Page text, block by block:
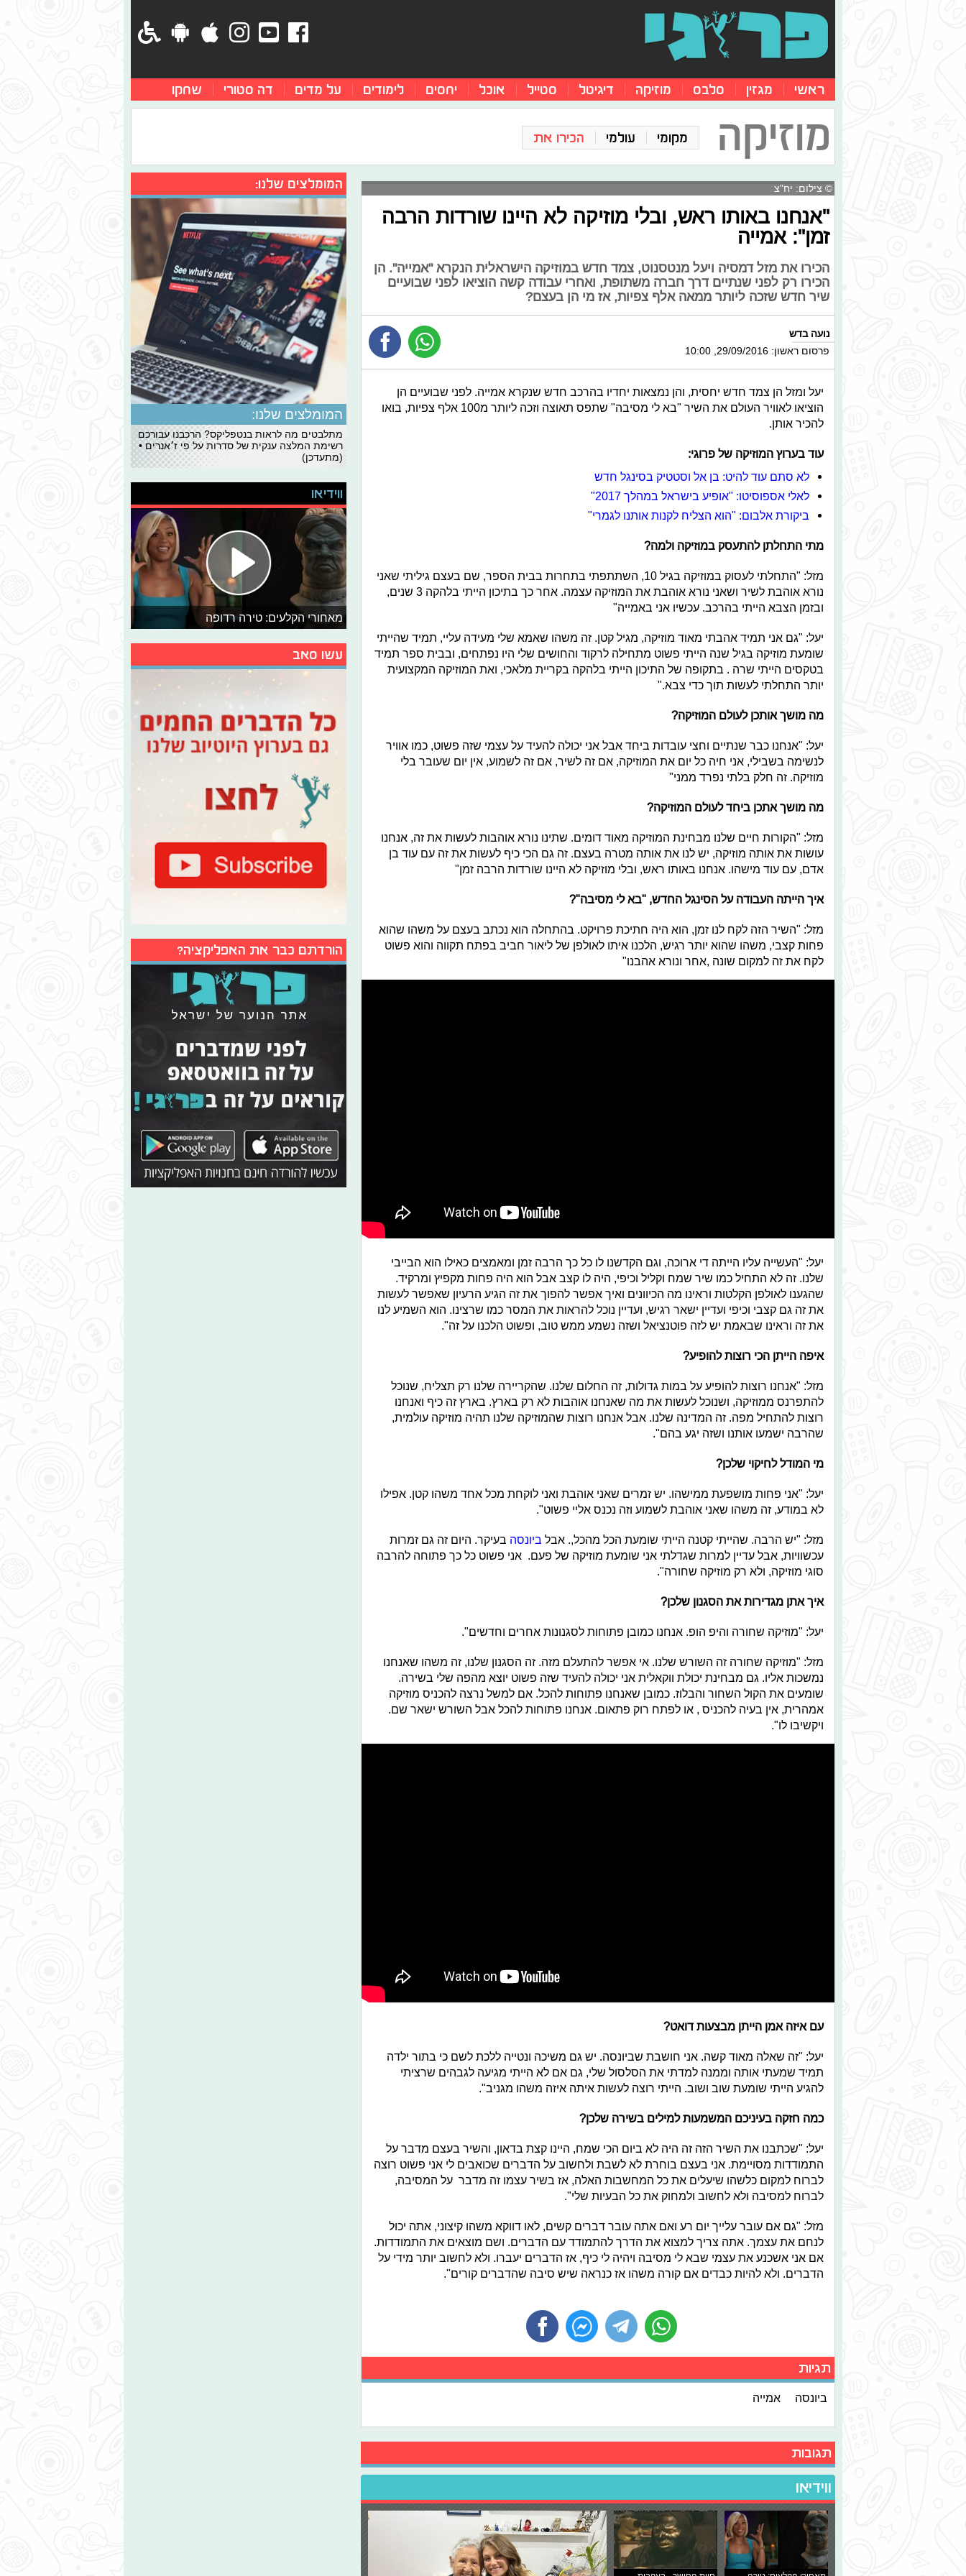
ראשי מגזין סלבס מוזיקה דיגיטל סטייל אוכל יחסים לימודים על מדים דה סטורי שחקו
מוזיקה מקומי עולמי הכירו את
© צילום: יח"צ
"אנחנו באותו ראש, ובלי מוזיקה לא היינו שורדות הרבה
זמן": אמייה
הכירו את מזל דמסיה ויעל מנטסנוט, צמד חדש במוזיקה הישראלית הנקרא "אמייה". הן
הכירו רק לפני שנתיים דרך חברה משתופת, ואחרי עבודה קשה הוציאו לפני שבועיים
שיר חדש שזכה ליותר ממאה אלף צפיות, אז מי הן בעצם?
נועה בדש
פרסום ראשון: 29/09/2016, 10:00
יעל ומזל הן צמד חדש יחסית, והן נמצאות יחדיו בהרכב חדש שנקרא אמייה. לפני שבועיים הן
הוציאו לאוויר העולם את השיר "בא לי מסיבה" שתפס תאוצה וזכה ליותר מ100 אלף צפיות, בואו
להכיר אותן.
עוד בערוץ המוזיקה של פרוגי:
לא סתם עוד להיט: בן אל וסטטיק בסינגל חדש
לאלי אספוסיטו: "אופיע בישראל במהלך 2017"
ביקורת אלבום: "הוא הצליח לקנות אותנו לגמרי"
מתי התחלתן להתעסק במוזיקה ולמה?
מזל: "התחלתי לעסוק במוזיקה בגיל 10, השתתפתי בתחרות בבית הספר, שם בעצם גיליתי שאני
נורא אוהבת לשיר ושאני נורא אוהבת את המוזיקה עצמה. אחר כך בתיכון הייתי בלהקה 3 שנים,
ובזמן הצבא הייתי בהרכב. עכשיו אני באמייה"
יעל: "גם אני תמיד אהבתי מאוד מוזיקה, מגיל קטן. זה משהו שאמא שלי מעידה עליי, תמיד שהייתי
שומעת מוזיקה בגיל שנה הייתי פשוט מתחילה לרקוד והחושים שלי היו נפתחים, ובבית ספר תמיד
בטקסים הייתי שרה . בתקופה של התיכון הייתי בלהקה בקריית מלאכי, ואת המוזיקה המקצועית
יותר התחלתי לעשות תוך כדי צבא."
מה מושך אותכן לעולם המוזיקה?
יעל: "אנחנו כבר שנתיים וחצי עובדות ביחד אבל אני יכולה להעיד על עצמי שזה פשוט, כמו אוויר
לנשימה בשבילי, אני חיה כל יום את המוזיקה, אם זה לשיר, אם זה לשמוע, אין יום שעובר בלי
מוזיקה. זה חלק בלתי נפרד ממני"
מה מושך אתכן ביחד לעולם המוזיקה?
מזל: "הקורות חיים שלנו מבחינת המוזיקה מאוד דומים. שתינו נורא אוהבות לעשות את זה, אנחנו
עושות את אותה מוזיקה, יש לנו את אותה מטרה בעצם. זה גם הכי כיף לעשות את זה עם עוד בן
אדם, עם עוד מישהו. אנחנו באותו ראש, ובלי מוזיקה לא היינו שורדות הרבה זמן"
איך הייתה העבודה על הסינגל החדש, "בא לי מסיבה"?
מזל: "השיר הזה לקח לנו זמן, הוא היה חתיכת פרויקט. בהתחלה הוא נכתב בעצם על משהו שהוא
פחות קצבי, משהו שהוא יותר רגיש, הלכנו איתו לאולפן של ליאור חביב בפתח תקווה והוא פשוט
לקח את זה למקום שונה ,אחר ונורא אהבנו"
יעל: "העשייה עליו הייתה די ארוכה, וגם הקדשנו לו כל כך הרבה זמן ומאמצים כאילו הוא הבייבי
שלנו. זה לא התחיל כמו שיר שמח וקליל וכיפי, היה לו קצב אבל הוא היה פחות מקפיץ ומרקיד.
שהגענו לאולפן הקלטות וראינו מה הכיוונים ואיך אפשר להפוך את זה הגיע הרעיון שאפשר לעשות
את זה גם קצבי וכיפי ועדיין ישאר רגיש, ועדיין נוכל להראות את המסר כמו שרצינו. הוא השמיע לנו
את זה וראינו שבאמת יש לזה פוטנציאל ושזה נשמע ממש טוב, ופשוט הלכנו על זה".
איפה הייתן הכי רוצות להופיע?
מזל: "אנחנו רוצות להופיע על במות גדולות, זה החלום שלנו. שהקריירה שלנו רק תצליח, שנוכל
להתפרנס ממוזיקה, ושנוכל לעשות את מה שאנחנו אוהבות לא רק בארץ. בארץ זה כיף ואנחנו
רוצות להתחיל מפה. זה המדינה שלנו. אבל אנחנו רוצות שהמוזיקה שלנו תהיה מוזיקה עולמית,
שהרבה ישמעו אותנו ושזה יגע בהם".
מי המודל לחיקוי שלכן?
יעל: "אני פחות מושפעת ממישהו. יש זמרים שאני אוהבת ואני לוקחת מכל אחד משהו קטן. אפילו
לא במודע, זה משהו שאני אוהבת לשמוע וזה נכנס אליי פשוט".
מזל: "יש הרבה. שהייתי קטנה הייתי שומעת הכל מהכל,. אבל ביונסה בעיקר. היום זה גם זמרות
עכשוויות, אבל עדיין למרות שגדלתי אני שומעת מוזיקה של פעם. אני פשוט כל כך פתוחה להרבה
סוגי מוזיקה, ולא רק מוזיקה שחורה".
איך אתן מגדירות את הסגנון שלכן?
יעל: "מוזיקה שחורה והיפ הופ. אנחנו כמובן פתוחות לסגנונות אחרים וחדשים".
מזל: "מוזיקה שחורה זה השורש שלנו. אי אפשר להתעלם מזה. זה הסגנון שלנו, זה משהו שאנחנו
נמשכות אליו. גם מבחינת יכולת ווקאלית אני יכולה להעיד שזה פשוט יוצא מהפה שלי בשירה.
שומעים את הקול השחור והבלוז. כמובן שאנחנו פתוחות להכל. אם למשל נרצה להכניס מוזיקה
אמהרית, אין בעיה להכניס , או לפתח רוק פתאום. אנחנו פתוחות להכל אבל השורש ישאר שם.
ויקשיבו לו".
עם איזה אמן הייתן מבצעות דואט?
יעל: "זה שאלה מאוד קשה. אני חושבת שביונסה. יש גם משיכה ונטייה ללכת לשם כי בתור ילדה
תמיד שמעתי אותה וממנה למדתי את הסלסול שלי, גם אם לא הייתי מגיעה לגבהים שרציתי
להגיע הייתי שומעת שוב ושוב. הייתי רוצה לעשות איתה איזה משהו מגניב".
כמה חזקה בעיניכם המשמעות למילים בשירה שלכן?
יעל: "שכתבנו את השיר הזה זה היה לא ביום הכי שמח, היינו קצת בדאון, והשיר בעצם מדבר על
התמודדות מסויימת. אני בעצם בוחרת לא לשבת ולחשוב על הדברים שכואבים לי אני פשוט רוצה
לברוח למקום כלשהו שיעלים את כל המחשבות האלה, אז בשיר עצמו זה מדבר על המסיבה,
לברוח למסיבה ולא לחשוב ולמחוק את כל הבעיות שלי".
מזל: "גם אם עובר עלייך יום רע ואם אתה עובר דברים קשים, לאו דווקא משהו קיצוני, אתה יכול
לנחם את עצמך. אתה צריך למצוא את הדרך להתמודד עם הדברים. ושם מוצאים את התמודדות.
אם אני אשכנע את עצמי שבא לי מסיבה ויהיה לי כיף, אז הדברים יעברו. ולא לחשוב יותר מידי על
הדברים. ולא להיות כבדים אם קורה משהו אז כנראה שיש סיבה שהדברים קורים".
תגיות
ביונסה אמייה
תגובות
ווידיאו
המומלצים שלנו:
המומלצים שלנו:
מתלבטים מה לראות בנטפליקס? הרכבנו עבורכם
רשימת המלצה ענקית של סדרות על פי ז׳אנרים •
(מתעדכן)
ווידיאו
מאחורי הקלעים: טירה רדופה
עשו סאב
הורדתם כבר את האפליקציה?